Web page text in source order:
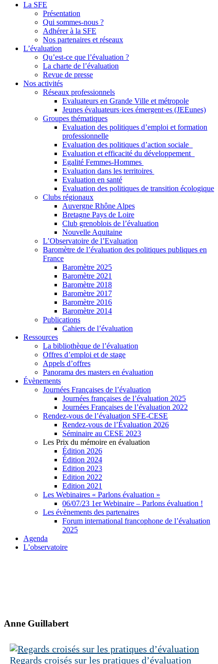
La SFE
Présentation
Qui sommes-nous ?
Adhérer à la SFE
Nos partenaires et réseaux
L’évaluation
Qu’est-ce que l’évaluation ?
La charte de l’évaluation
Revue de presse
Nos activités
Réseaux professionnels
Evaluateurs en Grande Ville et métropole
Jeunes évaluateurs·ices émergent·es (JEEunes)
Groupes thématiques
Evaluation des politiques d’emploi et formation
professionnelle
Evaluation des politiques d’action sociale
Evaluation et efficacité du développement
Egalité Femmes-Hommes
Evaluation dans les territoires
Evaluation en santé
Evaluation des politiques de transition écologique
Clubs régionaux
Auvergne Rhône Alpes
Bretagne Pays de Loire
Club grenoblois de l’évaluation
Nouvelle Aquitaine
L’Observatoire de l’Evaluation
Baromètre de l’évaluation des politiques publiques en
France
Baromètre 2025
Baromètre 2021
Baromètre 2018
Baromètre 2017
Baromètre 2016
Baromètre 2014
Publications
Cahiers de l’évaluation
Ressources
La bibliothèque de l’évaluation
Offres d’emploi et de stage
Appels d’offres
Panorama des masters en évaluation
Évènements
Journées Françaises de l’évaluation
Journées françaises de l’évaluation 2025
Journées Françaises de l’évaluation 2022
Rendez-vous de l’évaluation SFE-CESE
Rendez-vous de l’Évaluation 2026
Séminaire au CESE 2023
Les Prix du mémoire en évaluation
Édition 2026
Édition 2024
Edition 2023
Edition 2022
Edition 2021
Les Webinaires « Parlons évaluation »
06/07/23 1er Webinaire – Parlons évaluation !
Les évènements des partenaires
Forum international francophone de l’évaluation
2025
Agenda
L’observatoire
Anne Guillabert
Regards croisés sur les pratiques d’évaluation